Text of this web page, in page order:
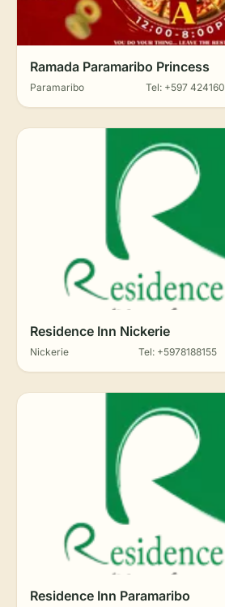
Ramada Paramaribo Princess
Paramaribo Tel: +597 424160
Residence Inn Nickerie
Nickerie Tel: +5978188155
Residence Inn Paramaribo